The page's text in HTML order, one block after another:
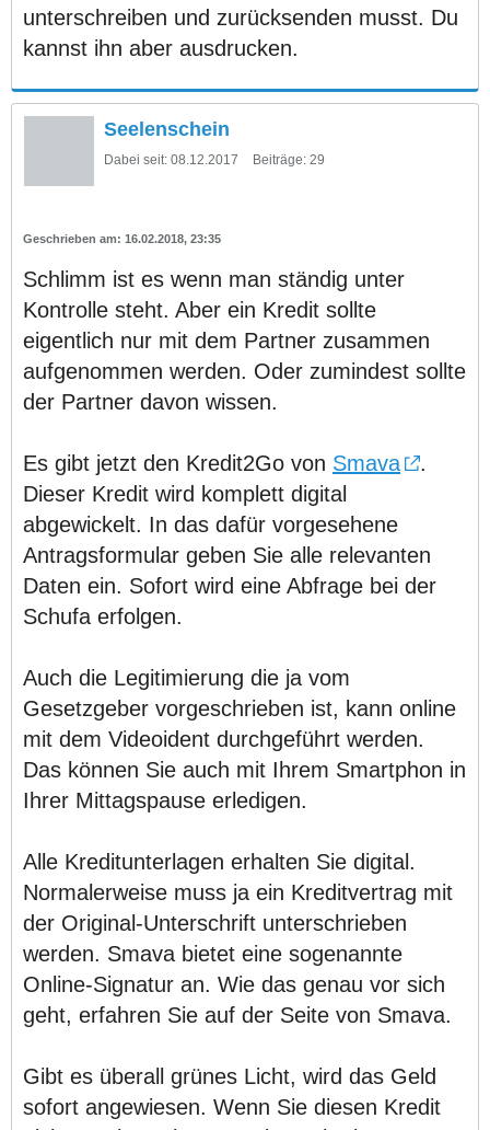
unterschreiben und zurücksenden musst. Du
kannst ihn aber ausdrucken.
Seelenschein
Dabei seit: 08.12.2017 Beiträge: 29
16.02.2018, 23:35
Schlimm ist es wenn man ständig unter
Kontrolle steht. Aber ein Kredit sollte
eigentlich nur mit dem Partner zusammen
aufgenommen werden. Oder zumindest sollte
der Partner davon wissen.
Es gibt jetzt den Kredit2Go von Smava
.
Dieser Kredit wird komplett digital
abgewickelt. In das dafür vorgesehene
Antragsformular geben Sie alle relevanten
Daten ein. Sofort wird eine Abfrage bei der
Schufa erfolgen.
Auch die Legitimierung die ja vom
Gesetzgeber vorgeschrieben ist, kann online
mit dem Videoident durchgeführt werden.
Das können Sie auch mit Ihrem Smartphon in
Ihrer Mittagspause erledigen.
Alle Kreditunterlagen erhalten Sie digital.
Normalerweise muss ja ein Kreditvertrag mit
der Original-Unterschrift unterschrieben
werden. Smava bietet eine sogenannte
Online-Signatur an. Wie das genau vor sich
geht, erfahren Sie auf der Seite von Smava.
Gibt es überall grünes Licht, wird das Geld
sofort angewiesen. Wenn Sie diesen Kredit